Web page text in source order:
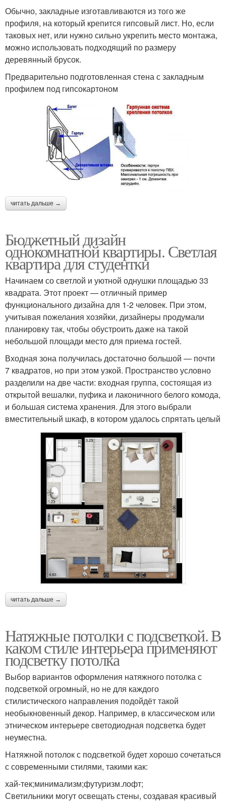
Обычно, закладные изготавливаются из того же
профиля, на который крепится гипсовый лист. Но, если
таковых нет, или нужно сильно укрепить место монтажа,
можно использовать подходящий по размеру
деревянный брусок.
Предварительно подготовленная стена с закладным
профилем под гипсокартоном
читать дальше →
Бюджетный дизайн
однокомнатной квартиры. Светлая
квартира для студентки
Начинаем со светлой и уютной однушки площадью 33
квадрата. Этот проект — отличный пример
функционального дизайна для 1-2 человек. При этом,
учитывая пожелания хозяйки, дизайнеры продумали
планировку так, чтобы обустроить даже на такой
небольшой площади место для приема гостей.
Входная зона получилась достаточно большой — почти
7 квадратов, но при этом узкой. Пространство условно
разделили на две части: входная группа, состоящая из
открытой вешалки, пуфика и лаконичного белого комода,
и большая система хранения. Для этого выбрали
вместительный шкаф, в котором удалось спрятать целый
читать дальше →
Натяжные потолки с подсветкой. В
каком стиле интерьера применяют
подсветку потолка
Выбор вариантов оформления натяжного потолка с
подсветкой огромный, но не для каждого
стилистического направления подойдёт такой
необыкновенный декор. Например, в классическом или
этническом интерьере светодиодная подсветка будет
неуместна.
Натяжной потолок с подсветкой будет хорошо сочетаться
с современными стилями, такими как:
хай-тек;минимализм;футуризм.лофт;
Светильники могут освещать стены, создавая красивый